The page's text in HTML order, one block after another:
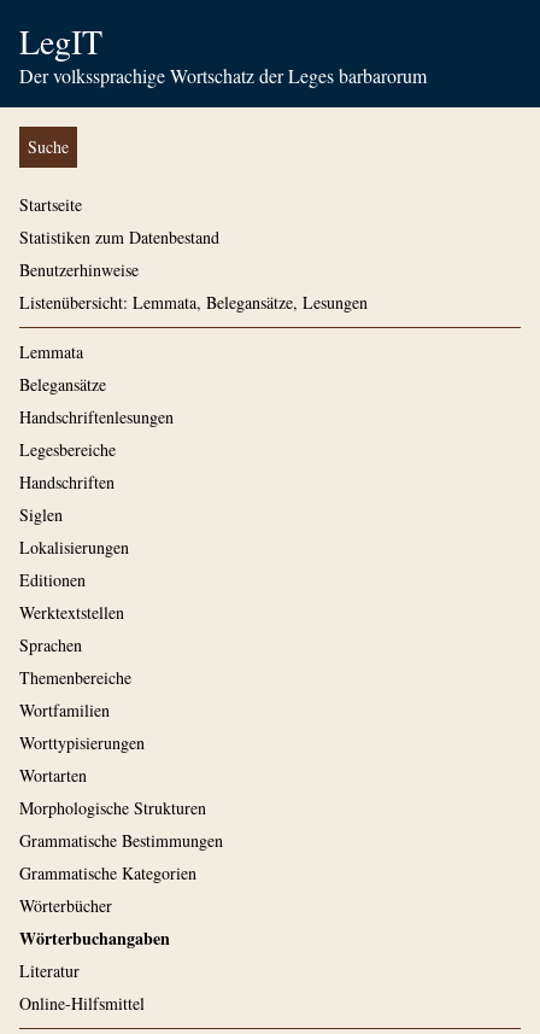
LegIT
Der volkssprachige Wortschatz der Leges barbarorum
Suche
Startseite
Statistiken zum Datenbestand
Benutzerhinweise
Listenübersicht: Lemmata, Belegansätze, Lesungen
Lemmata
Belegansätze
Handschriftenlesungen
Legesbereiche
Handschriften
Siglen
Lokalisierungen
Editionen
Werktextstellen
Sprachen
Themenbereiche
Wortfamilien
Worttypisierungen
Wortarten
Morphologische Strukturen
Grammatische Bestimmungen
Grammatische Kategorien
Wörterbücher
Wörterbuchangaben
Literatur
Online-Hilfsmittel